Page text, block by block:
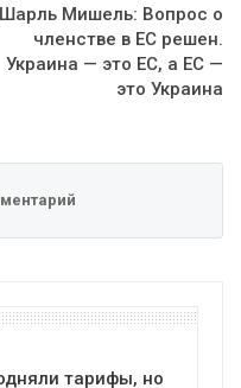
Шарль Мишель: Вопрос о
членстве в ЕС решен.
Украина — это ЕС, а ЕС —
это Украина
тарифы, но